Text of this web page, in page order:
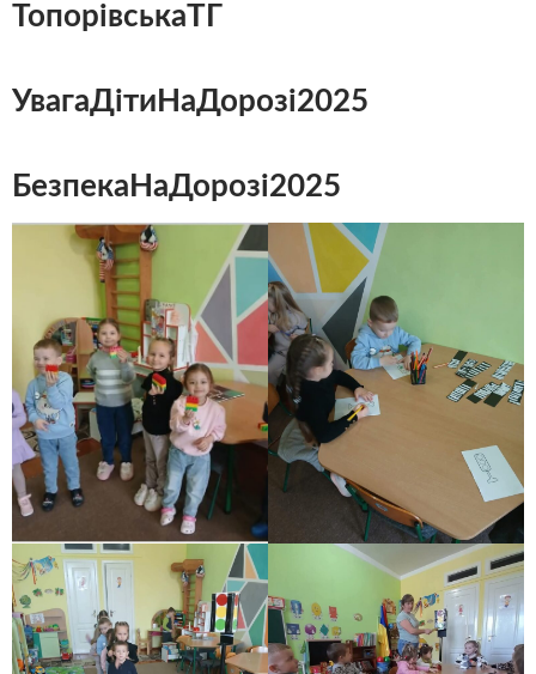
ТопорівськаТГ
УвагаДітиНаДорозі2025
БезпекаНаДорозі2025